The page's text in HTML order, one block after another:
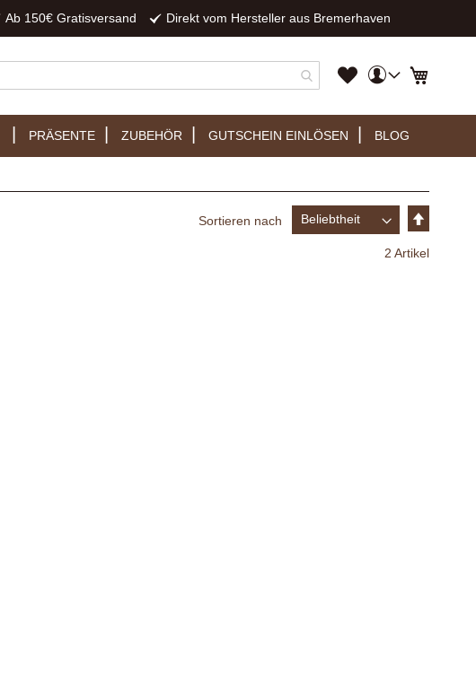
Ab 150€ Gratisversand Direkt vom Hersteller aus Bremerhaven
Mein Mein
Konto
PRÄSENTE ZUBEHÖR GUTSCHEIN EINLÖSEN BLOG
Sortieren nach
2 Artikel